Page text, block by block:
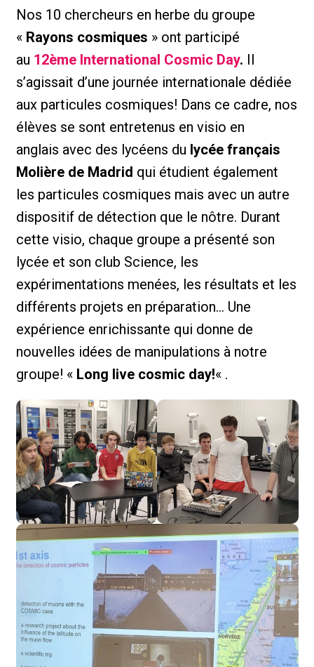
Nos 10 chercheurs en herbe du groupe
« Rayons cosmiques » ont participé
au 12ème International Cosmic Day. Il
s’agissait d’une journée internationale dédiée
aux particules cosmiques! Dans ce cadre, nos
élèves se sont entretenus en visio en
anglais avec des lycéens du lycée français
Molière de Madrid qui étudient également
les particules cosmiques mais avec un autre
dispositif de détection que le nôtre. Durant
cette visio, chaque groupe a présenté son
lycée et son club Science, les
expérimentations menées, les résultats et les
différents projets en préparation… Une
expérience enrichissante qui donne de
nouvelles idées de manipulations à notre
groupe! « Long live cosmic day!« .